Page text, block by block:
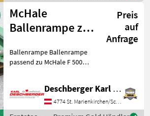
Grünland /
McHale
McHale
Ballenrampe zu
Rundballenpresse
Preis
auf
Anfrage
Ballenrampe Ballenrampe
passend zu McHale F 500
Ansprechpartner - Hr.
Christoph Deschberger
Erntetechnik Grünland
Deschberger Karl Landtechnik GesmbH & Co KG
4774 St. Marienkirchen/Schärding